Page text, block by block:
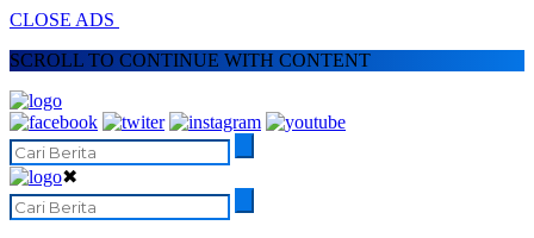
CLOSE ADS
SCROLL TO CONTINUE WITH CONTENT
✖